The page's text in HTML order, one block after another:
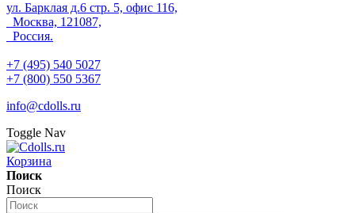
ул. Барклая д.6 стр. 5, офис 116,
Москва, 121087,
Россия.
+7 (495) 540 5027
+7 (800) 550 5367
info@cdolls.ru
Toggle Nav
Корзина
Поиск
Поиск